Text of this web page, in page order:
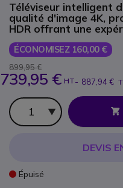
Téléviseur intelligent
qualité d'image 4K,
HDR offrant une
ÉCONOMISEZ 160,00 €
899,95 €
739,95 € HT- 887,94 €
Qté
DEVIS
Épuisé